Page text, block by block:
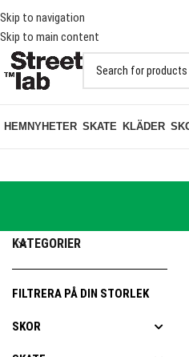
Skip to navigation
Skip to main content
PÅ BESTÄLLNINGAR ÖVER 1000KR
HEM NYHETER SKATE KLÄDER
KATEGORIER
FILTRERA PÅ DIN STORLEK
SKOR